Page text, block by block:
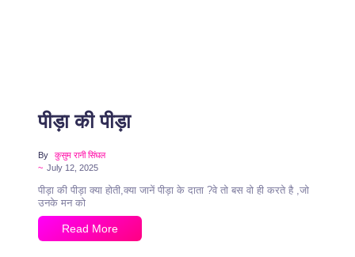
पीड़ा की पीड़ा
By
कुसुम रानी सिंघल
~ July 12, 2025
पीड़ा की पीड़ा क्या होती,क्या जानें पीड़ा के दाता ?वे तो बस वो ही करते है ,जो
उनके मन को
Read More